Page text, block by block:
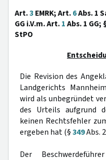
Art.3EMRK; Art.6Abs. 1
GG i.V.m. Art.1Abs. 1 GG;
StPO
Die Revision des
Landgerichts
wird als unbegründet
des Urteils aufgrund
keinen Rechtsfehler
ergeben hat (§349Abs.
Der